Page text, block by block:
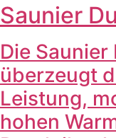
Saunier
Die
überzeugt
Leistung,
hohen